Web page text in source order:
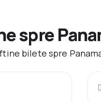
spre
bilete spre